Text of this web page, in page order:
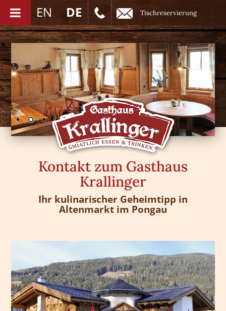
EN DE Tischreservierung
Kontakt zum Gasthaus
Krallinger
Ihr kulinarischer Geheimtipp in
Altenmarkt im Pongau